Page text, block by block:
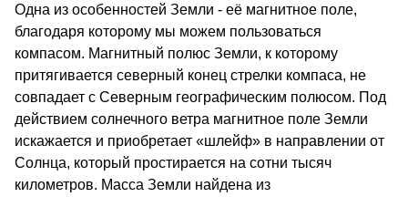
Одна из особенностей Земли - её магнитное поле,
благодаря которому мы можем пользоваться
компасом. Магнитный полюс Земли, к которому
притягивается северный конец стрелки компаса, не
совпадает с Северным географическим полюсом. Под
действием солнечного ветра магнитное поле Земли
искажается и приобретает «шлейф» в направлении от
Солнца, который простирается на сотни тысяч
километров. Масса Земли найдена из